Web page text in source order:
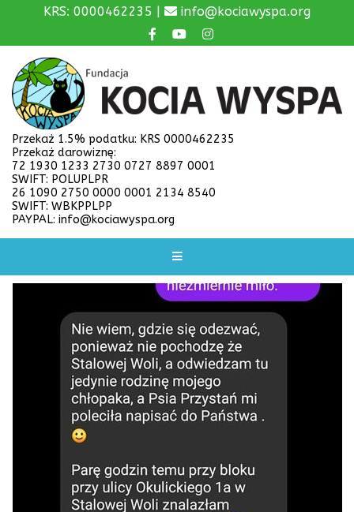
KRS: 0000462235 | info@kociawyspa.org
Przekaż 1.5% podatku: KRS 0000462235
Przekaż darowiznę:
72 1930 1233 2730 0727 8897 0001
SWIFT: POLUPLPR
26 1090 2750 0000 0001 2134 8540
SWIFT: WBKPPLPP
PAYPAL: info@kociawyspa.org